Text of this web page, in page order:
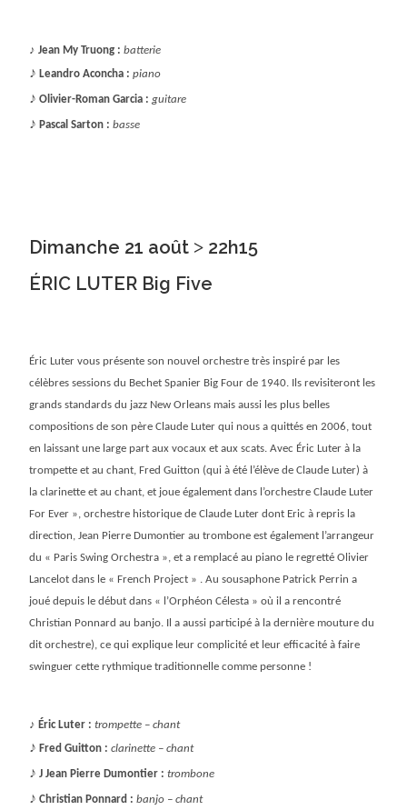
♪ Jean My Truong : batterie
♪ Leandro Aconcha : piano
♪ Olivier-Roman Garcia : guitare
♪ Pascal Sarton : basse
Dimanche 21 août ˃ 22h15
ÉRIC LUTER Big Five
Éric Luter vous présente son nouvel orchestre très inspiré par les
célèbres sessions du Bechet Spanier Big Four de 1940. Ils revisiteront les
grands standards du jazz New Orleans mais aussi les plus belles
compositions de son père Claude Luter qui nous a quittés en 2006, tout
en laissant une large part aux vocaux et aux scats. Avec Éric Luter à la
trompette et au chant, Fred Guitton (qui à été l’élève de Claude Luter) à
la clarinette et au chant, et joue également dans l’orchestre Claude Luter
For Ever », orchestre historique de Claude Luter dont Eric à repris la
direction, Jean Pierre Dumontier au trombone est également l’arrangeur
du « Paris Swing Orchestra », et a remplacé au piano le regretté Olivier
Lancelot dans le « French Project » . Au sousaphone Patrick Perrin a
joué depuis le début dans « l’Orphéon Célesta » où il a rencontré
Christian Ponnard au banjo. Il a aussi participé à la dernière mouture du
dit orchestre), ce qui explique leur complicité et leur efficacité à faire
swinguer cette rythmique traditionnelle comme personne !
♪ Éric Luter : trompette – chant
♪ Fred Guitton : clarinette – chant
♪ J Jean Pierre Dumontier : trombone
♪ Christian Ponnard : banjo – chant